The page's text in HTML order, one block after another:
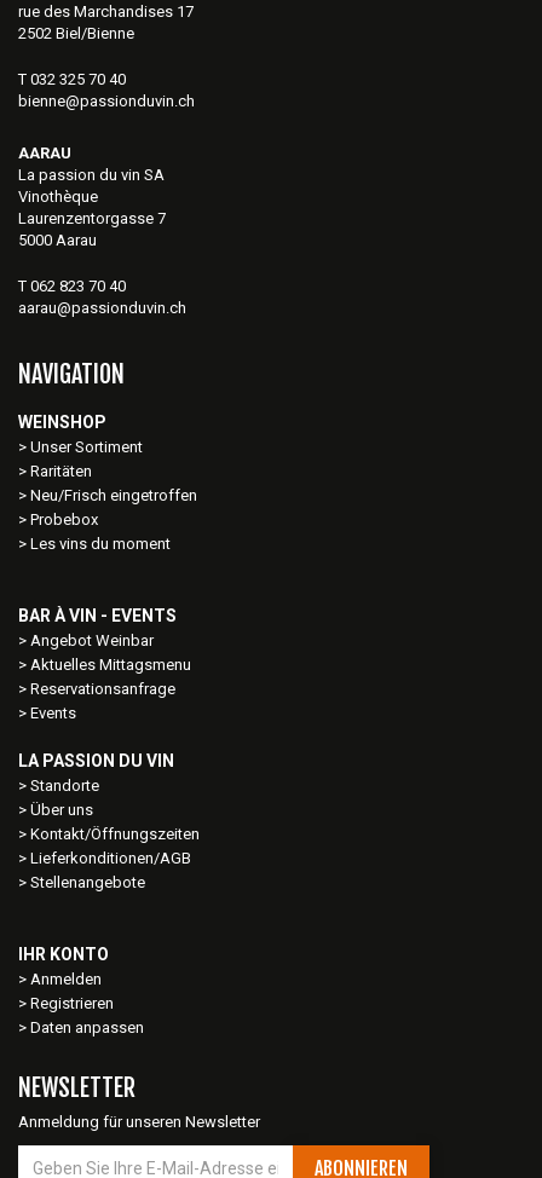
rue des Marchandises 17
2502 Biel/Bienne
T 032 325 70 40
bienne@passionduvin.ch
AARAU
La passion du vin SA
Vinothèque
Laurenzentorgasse 7
5000 Aarau
T 062 823 70 40
aarau@passionduvin.ch
NAVIGATION
WEINSHOP
Unser Sortiment
Raritäten
Neu/Frisch eingetroffen
Probebox
Les vins du moment
BAR À VIN - EVENTS
Angebot Weinbar
Aktuelles Mittagsmenu
Reservationsanfrage
Events
LA PASSION DU VIN
Standorte
Über uns
Kontakt/Öffnungszeiten
Lieferkonditionen/AGB
Stellenangebote
IHR KONTO
Anmelden
Registrieren
Daten anpassen
NEWSLETTER
Anmeldung für unseren Newsletter
ABONNIEREN